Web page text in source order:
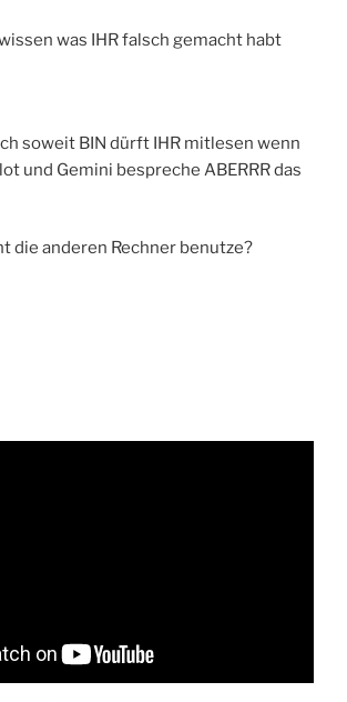
was IHR falsch gemacht habt
soweit BIN dürft IHR mitlesen wenn
und Gemini bespreche ABERRR das
die anderen Rechner benutze?